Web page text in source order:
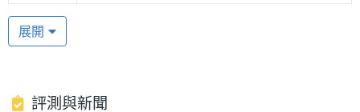
援勿擾模式、上課禁用、多種運動模式，日常使用更
方便。續航方面，900mAh 電量，最長可達 5.5 天的
主螢幕
像素密
主螢幕
Yes
展開
評測與新聞